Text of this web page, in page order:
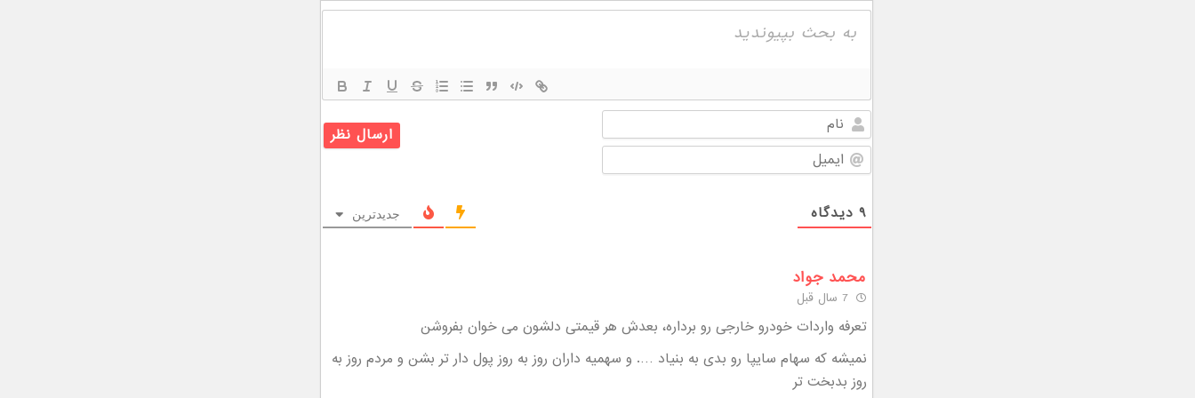
نام
ایمیل
۹ دیدگاه جدیدترین
محمد جواد
تعرفه واردات خودرو خارجی رو برداره، بعدش هر قیمتی دلشون می خوان بفروشن
نمیشه که سهام سایپا رو بدی به بنیاد …. و سهمیه داران روز به روز پول دار تر بشن و مردم روز به
روز بدبخت تر